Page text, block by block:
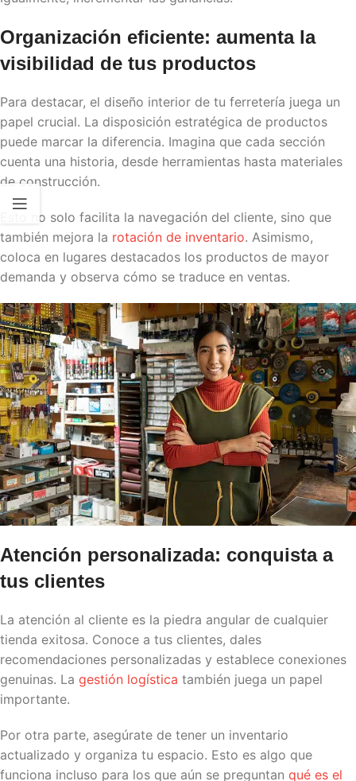
Organización eficiente: aumenta la
visibilidad de tus productos
Para destacar, el diseño interior de tu ferretería juega un
papel crucial. La disposición estratégica de productos
puede marcar la diferencia. Imagina que cada sección
cuenta una historia, desde herramientas hasta materiales
de construcción.
Esto no solo facilita la navegación del cliente, sino que
también mejora la rotación de inventario. Asimismo,
coloca en lugares destacados los productos de mayor
demanda y observa cómo se traduce en ventas.
Atención personalizada: conquista a
tus clientes
La atención al cliente es la piedra angular de cualquier
tienda exitosa. Conoce a tus clientes, dales
recomendaciones personalizadas y establece conexiones
genuinas. La gestión logística también juega un papel
importante.
Por otra parte, asegúrate de tener un inventario
actualizado y organiza tu espacio. Esto es algo que
funciona incluso para los que aún se preguntan qué es el